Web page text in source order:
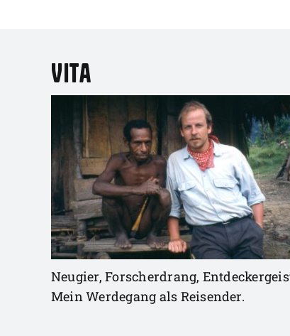
Vita
Neugier, Forscherdrang,
Mein Werdegang als Reisender.